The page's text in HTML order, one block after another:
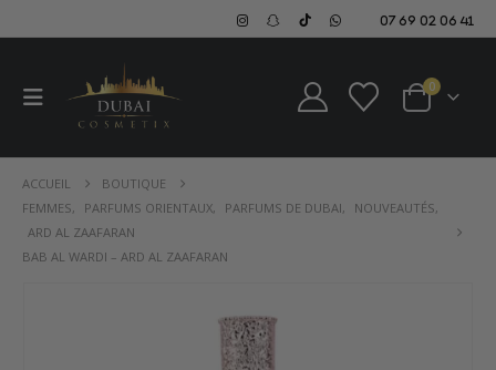
07 69 02 06 41
0
ACCUEIL
BOUTIQUE
FEMMES, PARFUMS ORIENTAUX, PARFUMS DE DUBAI, NOUVEAUTÉS,
ARD AL ZAAFARAN
BAB AL WARDI – ARD AL ZAAFARAN